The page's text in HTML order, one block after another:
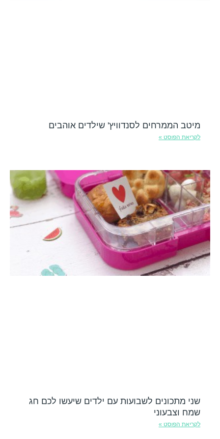
מיטב הממרחים לסנדוויץ' שילדים אוהבים
לקריאת הפוסט »
שני מתכונים לשבועות עם ילדים שיעשו לכם חג
שמח וצבעוני
לקריאת הפוסט »